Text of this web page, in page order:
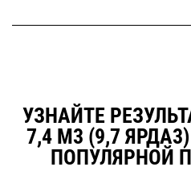
УЗНАЙТЕ
7,4 М3 (9,7
ПОПУЛЯРНОЙ